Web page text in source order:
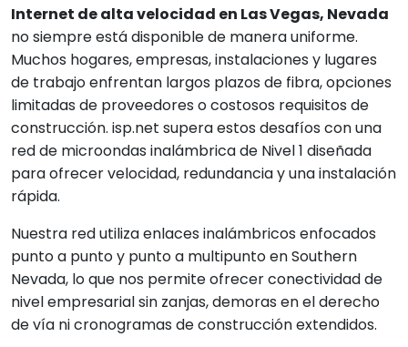
Internet de alta velocidad en Las Vegas, Nevada
no siempre está disponible de manera uniforme.
Muchos hogares, empresas, instalaciones y lugares
de trabajo enfrentan largos plazos de fibra, opciones
limitadas de proveedores o costosos requisitos de
construcción. isp.net supera estos desafíos con una
red de microondas inalámbrica de Nivel 1 diseñada
para ofrecer velocidad, redundancia y una instalación
rápida.
Nuestra red utiliza enlaces inalámbricos enfocados
punto a punto y punto a multipunto en Southern
Nevada, lo que nos permite ofrecer conectividad de
nivel empresarial sin zanjas, demoras en el derecho
de vía ni cronogramas de construcción extendidos.